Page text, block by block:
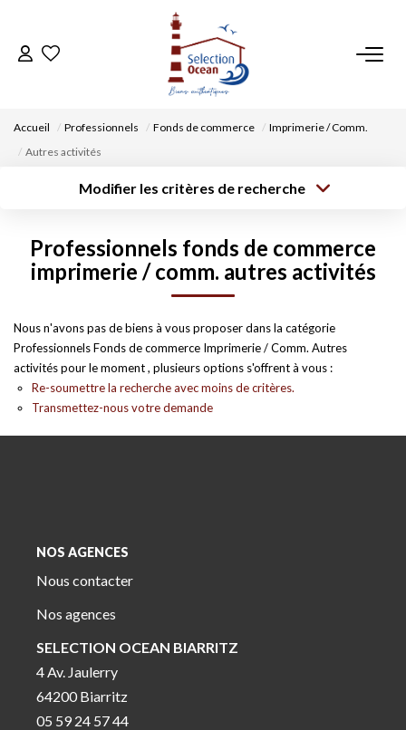
ACCUEIL
VENDRE UN BIEN
DÉPOSEZ VOTRE RECHERCHE
CONTACT
EN
Accueil Professionnels Fonds de commerce
Imprimerie / Comm.
Autres activités
Modifier les critères de recherche
Sélectionnez...
Type de bien
Budget max
Professionnels fonds de commerce
imprimerie / comm. autres activités
Nous n'avons pas de biens à vous proposer dans la catégorie
Professionnels Fonds de commerce Imprimerie / Comm. Autres
activités pour le moment , plusieurs options s'offrent à vous :
Re-soumettre la recherche avec moins de critères.
Transmettez-nous votre demande
NOS AGENCES
Nous contacter
Nos agences
SELECTION OCEAN BIARRITZ
4 Av. Jaulerry
64200 Biarritz
05 59 24 57 44